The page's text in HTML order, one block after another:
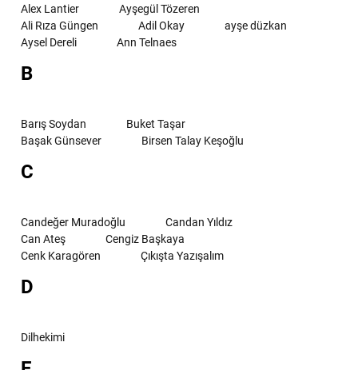
Alex Lantier
Ayşegül Tözeren
Ali Rıza Güngen
Adil Okay
ayşe düzkan
Aysel Dereli
Ann Telnaes
B
Barış Soydan
Buket Taşar
Başak Günsever
Birsen Talay Keşoğlu
C
Candeğer Muradoğlu
Candan Yıldız
Can Ateş
Cengiz Başkaya
Cenk Karagören
Çıkışta Yazışalım
D
Dilhekimi